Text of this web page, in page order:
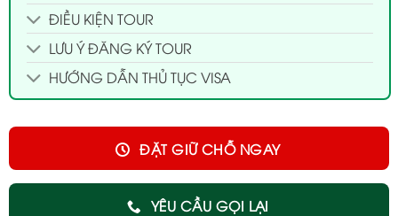
ĐIỀU KIỆN TOUR
LƯU Ý ĐĂNG KÝ TOUR
HƯỚNG DẪN THỦ TỤC VISA
YÊU CẦU GỌI LẠI
ĐẶT GIỮ CHỖ NGAY